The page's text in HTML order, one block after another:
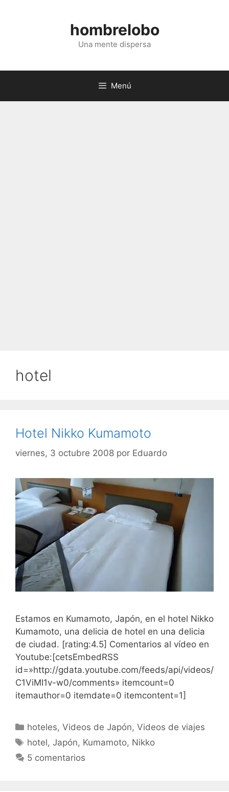
hombrelobo
Una mente dispersa
Menú
hotel
Hotel Nikko Kumamoto
viernes, 3 octubre 2008 por Eduardo
Estamos en Kumamoto, Japón, en el hotel Nikko
Kumamoto, una delicia de hotel en una delicia
de ciudad. [rating:4.5] Comentarios al vídeo en
Youtube:[cetsEmbedRSS
id=»http://gdata.youtube.com/feeds/api/videos/
C1ViMI1v-w0/comments» itemcount=0
itemauthor=0 itemdate=0 itemcontent=1]
Categorías
hoteles,Videos de Japón,Videos de viajes
Etiquetas
hotel,Japón, Kumamoto, Nikko
5 comentarios